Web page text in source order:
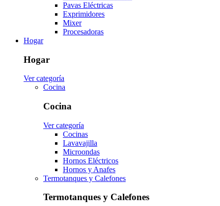
Pavas Eléctricas
Exprimidores
Mixer
Procesadoras
Hogar
Hogar
Ver categoría
Cocina
Cocina
Ver categoría
Cocinas
Lavavajilla
Microondas
Hornos Eléctricos
Hornos y Anafes
Termotanques y Calefones
Termotanques y Calefones